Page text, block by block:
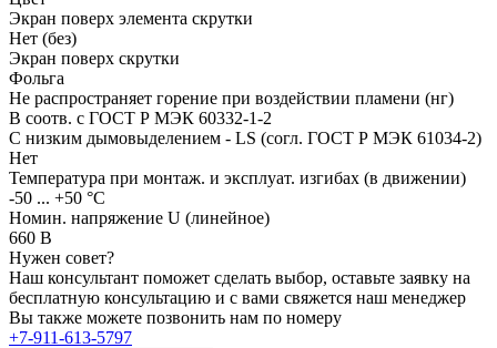
Экран поверх элемента скрутки
Нет (без)
Экран поверх скрутки
Фольга
Не распространяет горение при воздействии пламени (нг)
В соотв. с ГОСТ Р МЭК 60332-1-2
С низким дымовыделением - LS (согл. ГОСТ Р МЭК 61034-2)
Нет
Температура при монтаж. и эксплуат. изгибах (в движении)
-50 ... +50 °C
Номин. напряжение U (линейное)
660 В
Нужен совет?
Наш консультант поможет сделать выбор, оставьте заявку на
бесплатную консультацию и с вами свяжется наш менеджер
Вы также можете позвонить нам по номеру
+7-911-613-5797